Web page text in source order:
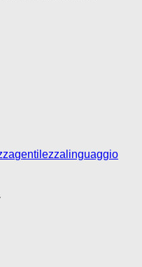
gentilezza linguaggio